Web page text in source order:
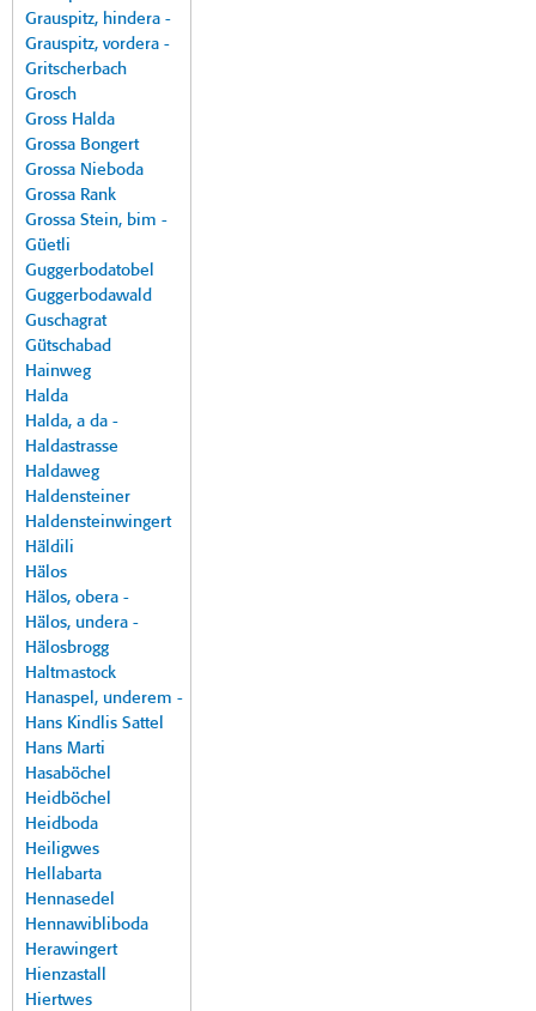
Grauspitz, hindera -
Grauspitz, vordera -
Gritscherbach
Grosch
Gross Halda
Grossa Bongert
Grossa Nieboda
Grossa Rank
Grossa Stein, bim -
Güetli
Guggerbodatobel
Guggerbodawald
Guschagrat
Gütschabad
Hainweg
Halda
Halda, a da -
Haldastrasse
Haldaweg
Haldensteiner
Haldensteinwingert
Häldili
Hälos
Hälos, obera -
Hälos, undera -
Hälosbrogg
Haltmastock
Hanaspel, underem -
Hans Kindlis Sattel
Hans Marti
Hasaböchel
Heidböchel
Heidboda
Heiligwes
Hellabarta
Hennasedel
Hennawibliboda
Herawingert
Hienzastall
Hiertwes